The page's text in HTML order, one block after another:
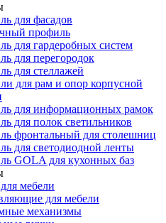
для фасадов
профиль
для гардеробных систем
для перегородок
для стеллажей
для рам и опор корпусной
для информационных рамок
для полок светильников
фронтальный для столешниц
для светодиодной ленты
GOLA для кухонных баз
мебели
для мебели
механизмы